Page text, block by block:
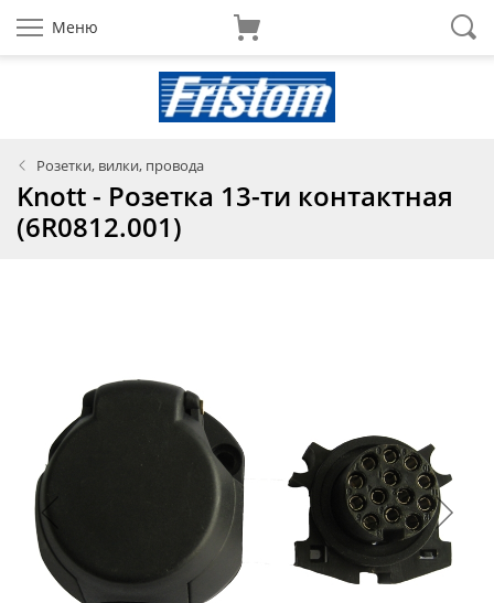
Меню
Розетки, вилки, провода
Knott - Розетка 13-ти контактная
(6R0812.001)